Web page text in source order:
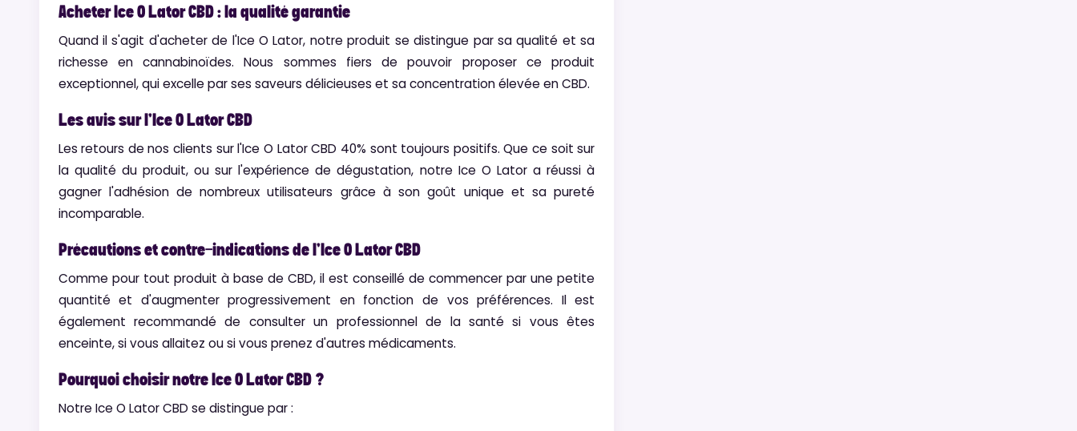
Acheter Ice O Lator CBD : la qualité garantie
Quand il s'agit d'acheter de l'Ice O Lator, notre produit se distingue par sa qualité et sa
richesse en cannabinoïdes. Nous sommes fiers de pouvoir proposer ce produit
exceptionnel, qui excelle par ses saveurs délicieuses et sa concentration élevée en CBD.
Les avis sur l'Ice O Lator CBD
Les retours de nos clients sur l'Ice O Lator CBD 40% sont toujours positifs. Que ce soit sur
la qualité du produit, ou sur l'expérience de dégustation, notre Ice O Lator a réussi à
gagner l'adhésion de nombreux utilisateurs grâce à son goût unique et sa pureté
incomparable.
Précautions et contre-indications de l'Ice O Lator CBD
Comme pour tout produit à base de CBD, il est conseillé de commencer par une petite
quantité et d'augmenter progressivement en fonction de vos préférences. Il est
également recommandé de consulter un professionnel de la santé si vous êtes
enceinte, si vous allaitez ou si vous prenez d'autres médicaments.
Pourquoi choisir notre Ice O Lator CBD ?
Notre Ice O Lator CBD se distingue par :